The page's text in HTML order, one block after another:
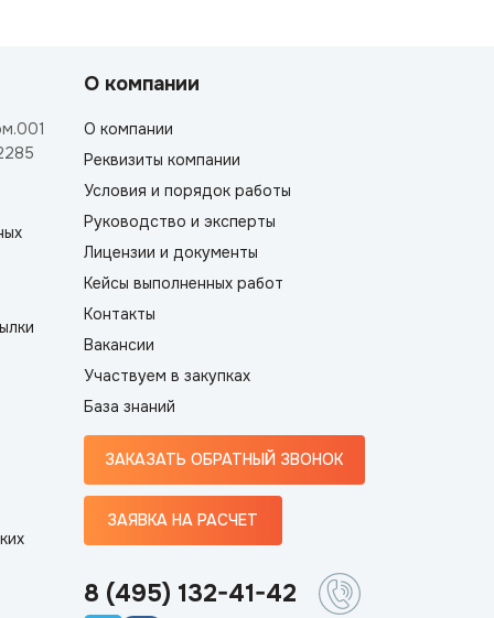
О компании
О компании
Реквизиты компании
Условия и порядок работы
Руководство и эксперты
Лицензии и документы
Кейсы выполненных работ
Контакты
Вакансии
Участвуем в закупках
База знаний
ЗАКАЗАТЬ ОБРАТНЫЙ ЗВОНОК
ЗАЯВКА НА РАСЧЕТ
8 (495) 132-41-42